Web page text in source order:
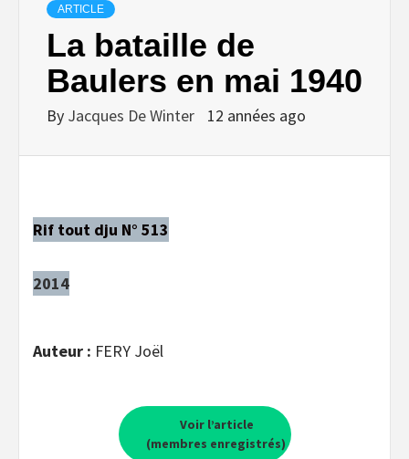
ARTICLE
La bataille de
Baulers en mai 1940
By Jacques De Winter 12 années ago
Rif tout dju N° 513
2014
Auteur : FERY Joël
Voir l’article
(membres enregistrés)